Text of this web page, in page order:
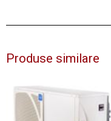
Produse similare